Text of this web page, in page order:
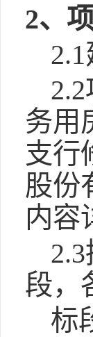
2、
务用
支行
股份
内容
段，
标